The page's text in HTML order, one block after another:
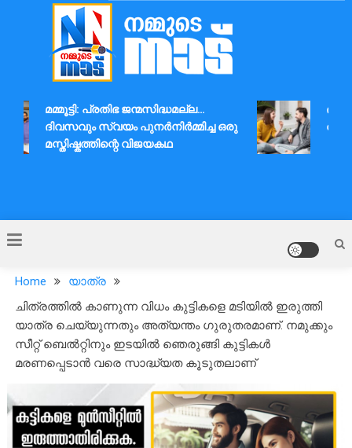
Nammude Naadu
മമ്മൂട്ടി: പ്രതിഭ ജന്മസിദ്ധമല്ല…
ദിവസവും സ്വയം പുനർനിർമ്മിച്ച ഒരു
മസ്തിഷ്കത്തിന്റെ വിജയകഥ
Home
യാത്ര
ചിത്രത്തിൽ കാണുന്ന വിധം കുട്ടികളെ മടിയിൽ ഇരുത്തി
യാത്ര ചെയ്യുന്നതും അത്യന്തം ഗുരുതരമാണ്. നമുക്കും
സീറ്റ് ബെൽറ്റിനും ഇടയിൽ ഞെരുങ്ങി കുട്ടികൾ
മരണപ്പെടാൻ വരെ സാദ്ധ്യത കൂടുതലാണ്